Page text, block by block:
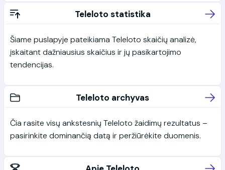
Teleloto statistika
Šiame puslapyje pateikiama Teleloto skaičių analizė,
įskaitant dažniausius skaičius ir jų pasikartojimo
tendencijas.
Teleloto archyvas
Čia rasite visų ankstesnių Teleloto žaidimų rezultatus –
pasirinkite dominančią datą ir peržiūrėkite duomenis.